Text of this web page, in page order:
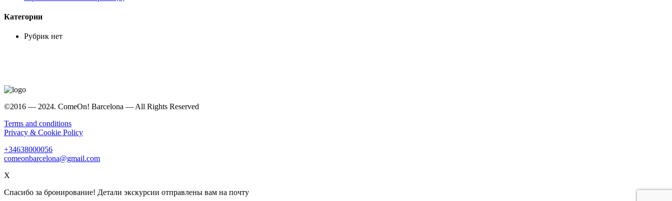
Категории
Рубрик нет
©2016 — 2024. ComeOn! Barcelona — All Rights Reserved
Terms and conditions
Privacy & Cookie Policy
+34638000056
comeonbarcelona@gmail.com
X
Спасибо за бронирование! Детали экскурсии отправлены вам на почту